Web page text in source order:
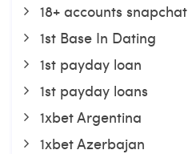
18+ accounts snapchat
1st Base In Dating
1st payday loan
1st payday loans
1xbet Argentina
1xbet Azerbajan